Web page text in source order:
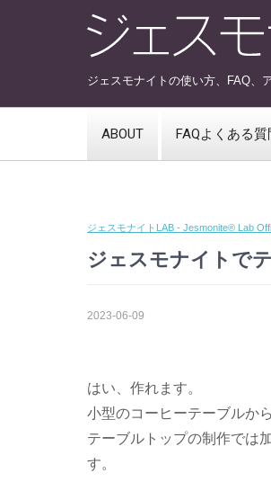
ジェスモナイトの使い方、FAQ、
ABOUT FAQよくある質
ジェスモナイトLAB - Jesmonite® Lab
ジェスモナイトで
2023-06-09
はい、作れます。
小型のコーヒーテーブルか
テーブルトップの制作では
す。